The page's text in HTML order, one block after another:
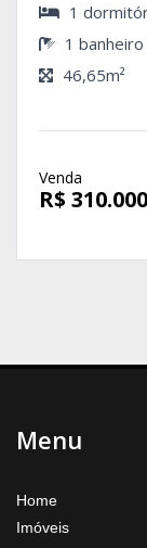
1
1 banheiro
46,65m²
Venda
R$
Menu
Home
Imóveis